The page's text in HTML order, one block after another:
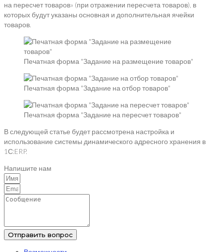
на пересчет товаров» (при отражении пересчета товаров), в
которых будут указаны основная и дополнительная ячейки
товаров.
Печатная форма "Задание на размещение товаров"
Печатная форма "Задание на отбор товаров"
Печатная форма "Задание на пересчет товаров"
В следующей статье будет рассмотрена настройка и
использование системы динамического адресного хранения в
1С:ERP.
Напишите нам
Отправить вопрос